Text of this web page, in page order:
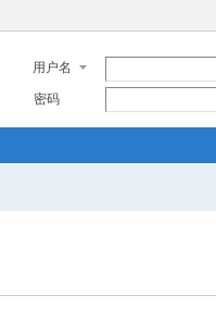
用户名
密码